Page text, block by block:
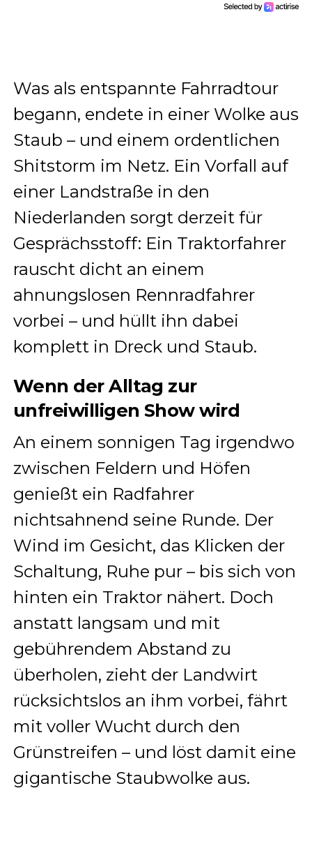
Was als entspannte Fahrradtour
begann, endete in einer Wolke aus
Staub – und einem ordentlichen
Shitstorm im Netz. Ein Vorfall auf
einer Landstraße in den
Niederlanden sorgt derzeit für
Gesprächsstoff: Ein Traktorfahrer
rauscht dicht an einem
ahnungslosen Rennradfahrer
vorbei – und hüllt ihn dabei
komplett in Dreck und Staub.
Wenn der Alltag zur
unfreiwilligen Show wird
An einem sonnigen Tag irgendwo
zwischen Feldern und Höfen
genießt ein Radfahrer
nichtsahnend seine Runde. Der
Wind im Gesicht, das Klicken der
Schaltung, Ruhe pur – bis sich von
hinten ein Traktor nähert. Doch
anstatt langsam und mit
gebührendem Abstand zu
überholen, zieht der Landwirt
rücksichtslos an ihm vorbei, fährt
mit voller Wucht durch den
Grünstreifen – und löst damit eine
gigantische Staubwolke aus.